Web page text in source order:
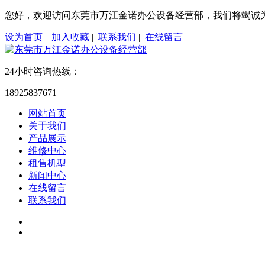
您好，欢迎访问东莞市万江金诺办公设备经营部，我们将竭诚
设为首页 | 加入收藏 | 联系我们 | 在线留言
24小时咨询热线：
18925837671
网站首页
关于我们
产品展示
维修中心
租售机型
新闻中心
在线留言
联系我们